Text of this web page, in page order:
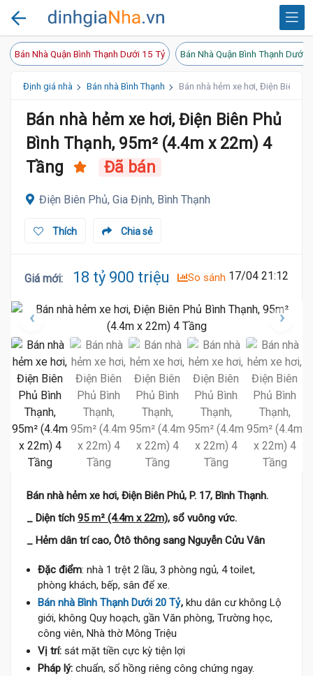
Bán Nhà Quận Bình Thạnh Dưới 15 Tỷ Bán Nhà Quận Bình Thạnh Dưới
Định giá nhà Bán nhà Bình Thạnh Bán nhà hẻm xe hơi, Điện Biên
Bán nhà hẻm xe hơi, Điện Biên Phủ
Bình Thạnh, 95m² (4.4m x 22m) 4
Tầng
Đã bán
Điện Biên Phủ, Gia Định, Bình Thạnh
Chia sẻ
Thích
Giá mới: 18 tỷ 900 triệu So sánh 17/04 21:12
Bán nhà hẻm xe hơi, Điện Biên Phủ, P. 17, Bình Thạnh.
_ Diện tích 95 m² (4.4m x 22m), sổ vuông vức.
_ Hẻm dân trí cao, Ôtô thông sang Nguyễn Cửu Vân
Đặc điểm: nhà 1 trệt 2 lầu, 3 phòng ngủ, 4 toilet,
phòng khách, bếp, sân để xe.
Bán nhà Bình Thạnh Dưới 20 Tỷ, khu dân cư không Lộ
giới, không Quy hoạch, gần Văn phòng, Trường học,
công viên, Nhà thờ Mông Triệu
Vị trí: sát mặt tiền cực kỳ tiện lợi
Pháp lý: chuẩn, sổ hồng riêng công chứng ngay.
18.5 Tỷ
18.5 Tỷ